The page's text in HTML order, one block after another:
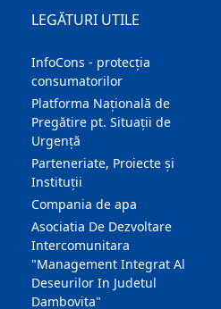
LEGĂTURI UTILE
InfoCons - protecția
consumatorilor
Platforma Națională de
Pregătire pt. Situații de
Urgență
Parteneriate, Proiecte și
Instituții
Compania de apa
Asociatia De Dezvoltare
Intercomunitara
"Management Integrat Al
Deseurilor In Judetul
Dambovita"